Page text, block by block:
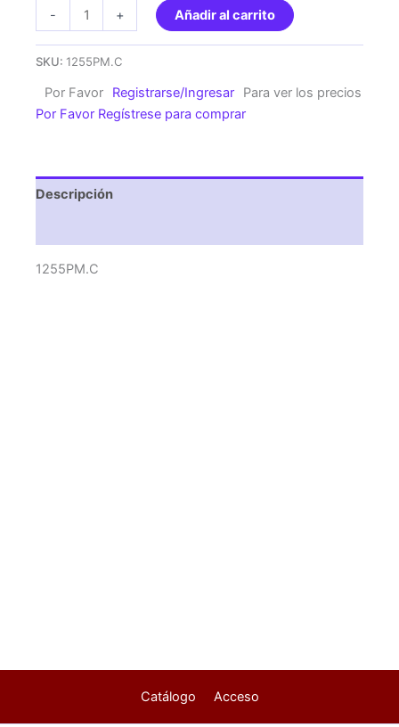
-
1255PM.C
cantidad
+ Añadir al carrito
SKU: 1255PM.C
Por Favor Registrarse/Ingresar
Para ver los precios
Por Favor Regístrese para comprar
Descripción
1255PM.C
Catálogo Acceso